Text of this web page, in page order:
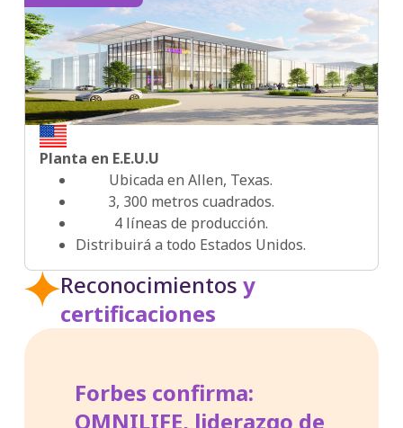
2025
2026
Planta en E.E.U.U
Ubicada en Allen, Texas.
3, 300 metros cuadrados.
4 líneas de producción.
Distribuirá a todo Estados Unidos.
Reconocimientosy
certificaciones
Forbes confirma:
OMNILIFE, liderazgo de